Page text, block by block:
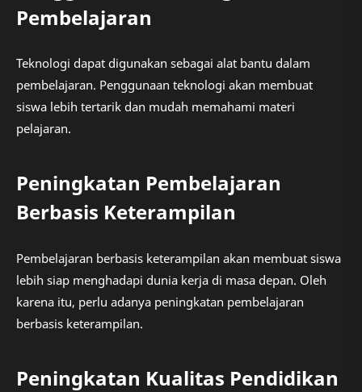
Pembelajaran
Teknologi dapat digunakan sebagai alat bantu dalam
pembelajaran. Penggunaan teknologi akan membuat
siswa lebih tertarik dan mudah memahami materi
pelajaran.
Peningkatan Pembelajaran
Berbasis Keterampilan
Pembelajaran berbasis keterampilan akan membuat siswa
lebih siap menghadapi dunia kerja di masa depan. Oleh
karena itu, perlu adanya peningkatan pembelajaran
berbasis keterampilan.
Peningkatan Kualitas Pendidikan